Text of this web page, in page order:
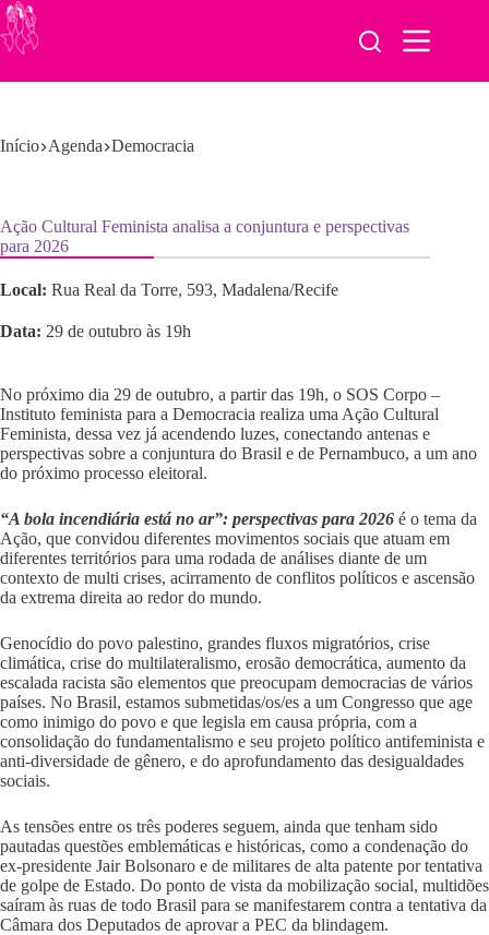
Pular
para
o
Início Agenda Democracia
Ação Cultural Feminista analisa a conjuntura e perspectivas
para 2026
Local: Rua Real da Torre, 593, Madalena/Recife
Data: 29 de outubro às 19h
No próximo dia 29 de outubro, a partir das 19h, o SOS Corpo –
Instituto feminista para a Democracia realiza uma Ação Cultural
Feminista, dessa vez já acendendo luzes, conectando antenas e
perspectivas sobre a conjuntura do Brasil e de Pernambuco, a um ano
do próximo processo eleitoral.
“A bola incendiária está no ar”: perspectivas para 2026 é o tema da
Ação, que convidou diferentes movimentos sociais que atuam em
diferentes territórios para uma rodada de análises diante de um
contexto de multi crises, acirramento de conflitos políticos e ascensão
da extrema direita ao redor do mundo.
Genocídio do povo palestino, grandes fluxos migratórios, crise
climática, crise do multilateralismo, erosão democrática, aumento da
escalada racista são elementos que preocupam democracias de vários
países. No Brasil, estamos submetidas/os/es a um Congresso que age
como inimigo do povo e que legisla em causa própria, com a
consolidação do fundamentalismo e seu projeto político antifeminista e
anti-diversidade de gênero, e do aprofundamento das desigualdades
sociais.
As tensões entre os três poderes seguem, ainda que tenham sido
pautadas questões emblemáticas e históricas, como a condenação do
ex-presidente Jair Bolsonaro e de militares de alta patente por tentativa
de golpe de Estado. Do ponto de vista da mobilização social, multidões
saíram às ruas de todo Brasil para se manifestarem contra a tentativa da
Câmara dos Deputados de aprovar a PEC da blindagem.